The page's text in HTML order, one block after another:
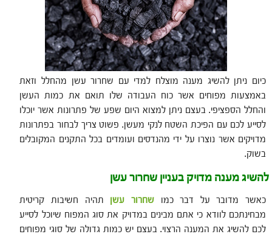
כיום ניתן להשיג מענה מוצלח למדי עם שחרור עשן מהחלל וזאת
באמצעות מפוחים אשר כוח העבודה שלו תואם את כמות העשן
והחלל הספציפי. בעצם ניתן למצוא היום שפע של פתרונות אשר יוכלו
לסייע לכם עם הפיכת השטח לנקי מעשן. פשוט צריך לבחור בפתרונות
מדויקים אשר נוצרו על ידי מהנדסים ועומדים בכל התקנים המקובלים
בשוק.
להשיג מענה מדויק בעניין שחרור עשן
כאשר מדובר על דבר כמושחרור עשן תהיה חשיבות קריטית
מבחינתכם לוודא כי אתם מבינים במדויק את סוג המפוח שיוכל לסייע
לכם להשיג את המענה הרצוי. בעצם יש כמות גדולה של סוגי מפוחים